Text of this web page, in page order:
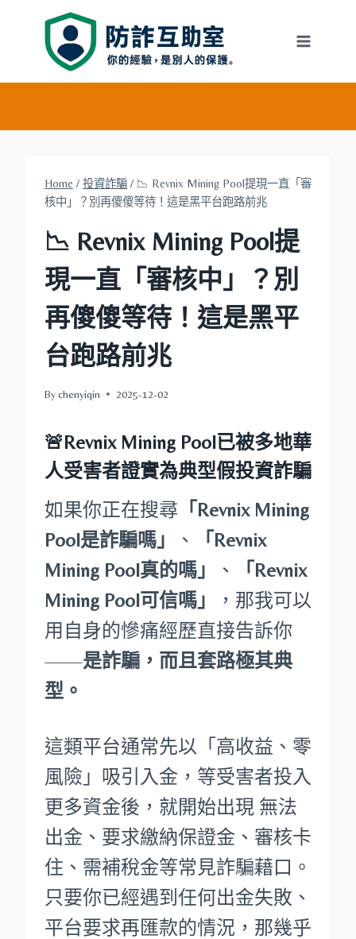
Home / 投資詐騙 / 📉 Revnix Mining Pool提現一直「審
核中」？別再傻傻等待！這是黑平台跑路前兆
📉 Revnix Mining Pool提
現一直「審核中」？別
再傻傻等待！這是黑平
台跑路前兆
Bychenyiqin 2025-12-02
🚨Revnix Mining Pool已被多地華
人受害者證實為典型假投資詐騙
如果你正在搜尋 「Revnix Mining
Pool是詐騙嗎」
、
「Revnix
Mining Pool真的嗎」
、
「Revnix
Mining Pool可信嗎」
，那我可以
用自身的慘痛經歷直接告訴你
——是詐騙，而且套路極其典
型。
這類平台通常先以「高收益、零
風險」吸引入金，等受害者投入
更多資金後，就開始出現 無法
出金、要求繳納保證金、審核卡
住、需補稅金等常見詐騙藉口。
只要你已經遇到任何出金失敗、
平台要求再匯款的情況，那幾乎